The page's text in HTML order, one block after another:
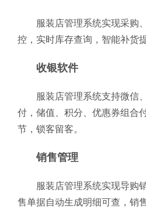
服装店管理系统实现采购
控，实时库存查询，智能补货
收银软件
服装店管理系统支持微信
付，储值、积分、优惠券组合
节，锁客留客。
销售管理
服装店管理系统实现导购
售单据自动生成明细可查，销